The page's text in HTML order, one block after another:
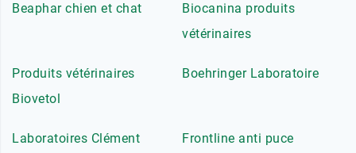
Beaphar chien et chat
Biocanina produits
vétérinaires
Produits vétérinaires
Biovetol
Boehringer Laboratoire
Laboratoires Clément
Frontline anti puce